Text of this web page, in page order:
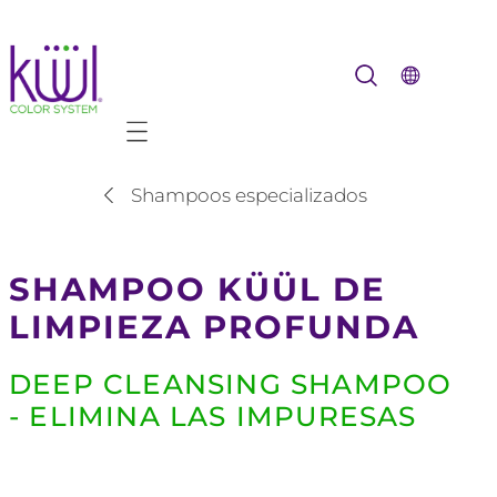
Mobile navigation
Shampoos especializados
SHAMPOO KÜÜL DE
LIMPIEZA PROFUNDA
DEEP CLEANSING SHAMPOO
- ELIMINA LAS IMPURESAS